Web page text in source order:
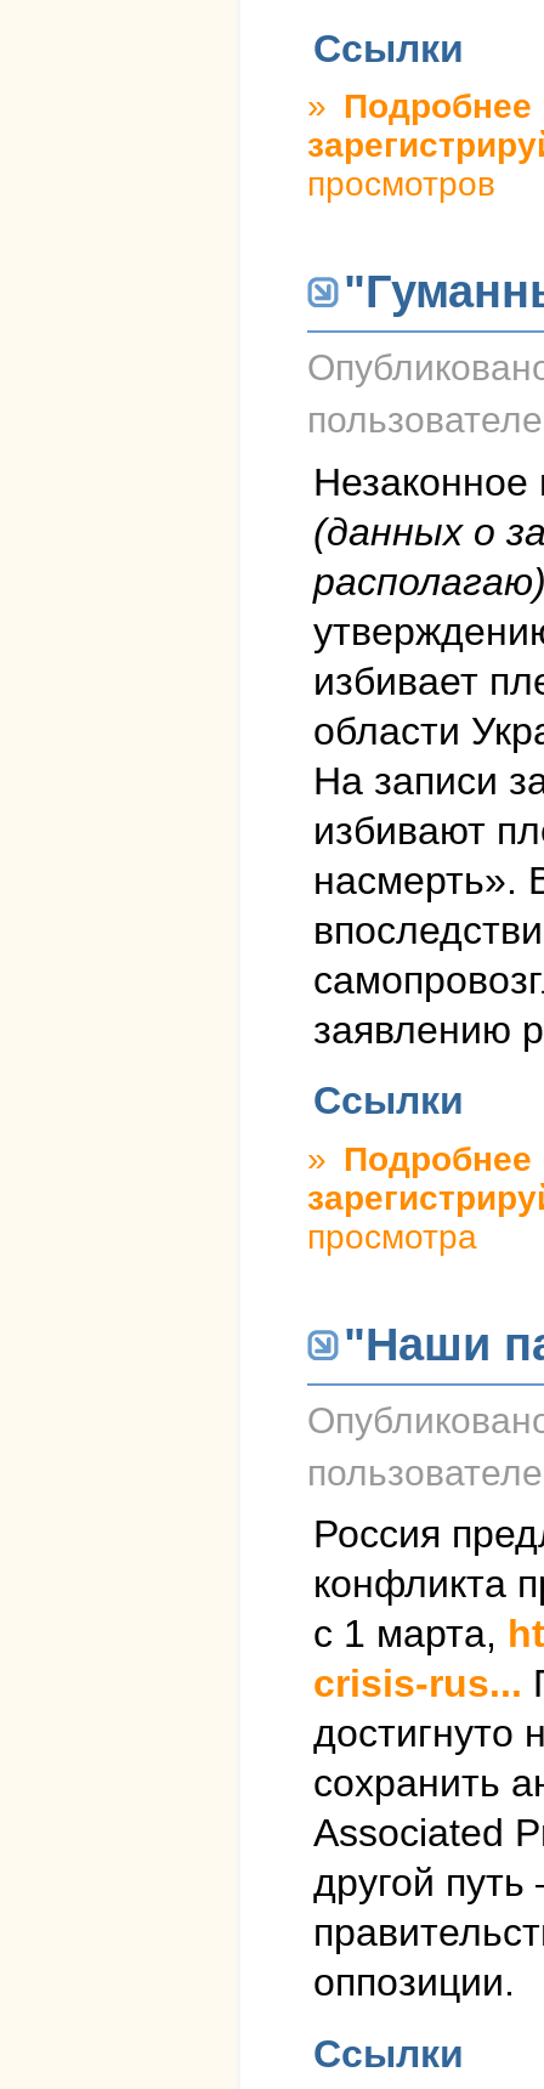
Ссылки
» Подробнее
просмотров
(данных о
избивает
области
На записи
избивают
насмерть».
заявлению
Ссылки
» Подробнее
просмотра
"Наши
Россия
конфликта
с 1 марта,
crisis-rus...
достигнуто
сохранить
Associated
другой
оппозиции.
Ссылки